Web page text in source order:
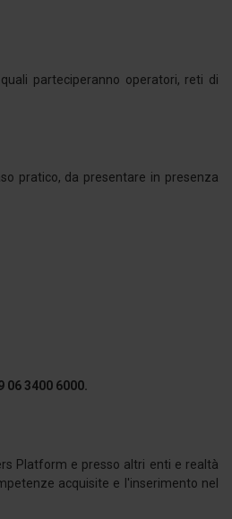
parteciperanno operatori, reti di
pratico, da presentare in presenza
06 3400 6000.
Platform e presso altri enti e realtà
acquisite e l'inserimento nel